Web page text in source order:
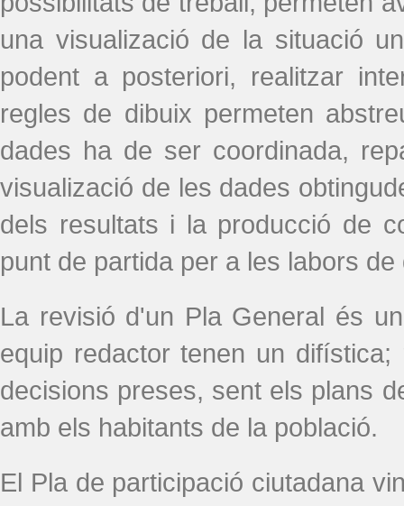
una visualizació de la situació
podent a posteriori, realitzar
regles de dibuix permeten
dades ha de ser coordinada,
visualizació de les dades
dels resultats i la producció de
punt de partida per a les labors de
La revisió d'un Pla General és
equip redactor tenen un
decisions preses, sent els plans
amb els habitants de la població.
El Pla de participació ciutadana